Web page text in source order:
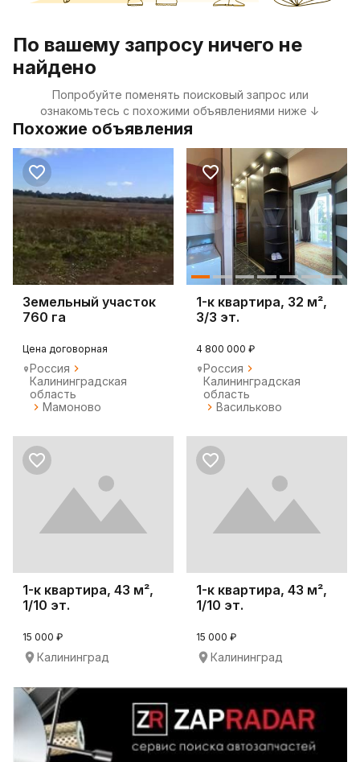
По вашему запросу ничего не
найдено
Попробуйте поменять поисковый запрос или
ознакомьтесь с похожими объявлениями ниже ↓
Похожие объявления
Земельный участок
760 га
Цена договорная
Россия
Калининградская
область
Мамоново
1-к квартира, 32 м²,
3/3 эт.
4 800 000 ₽
Россия
Калининградская
область
Васильково
1-к квартира, 43 м²,
1/10 эт.
15 000 ₽
Калининград
1-к квартира, 43 м²,
1/10 эт.
15 000 ₽
Калининград